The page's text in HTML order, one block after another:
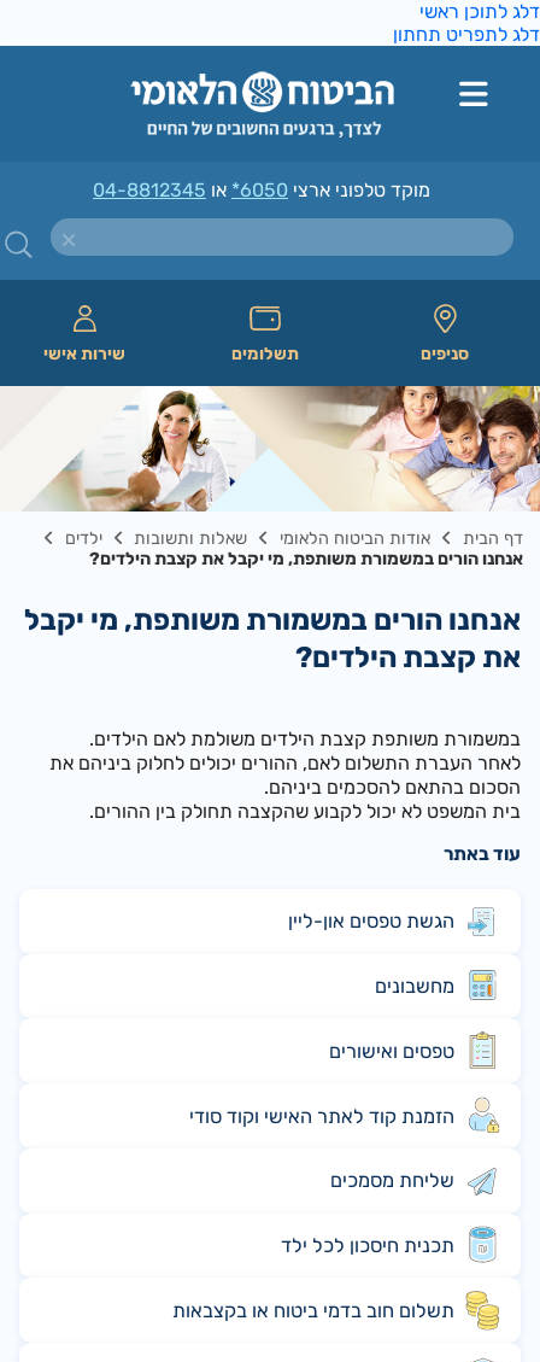
לתוכן ראשי
לתפריט תחתון
מוקד טלפוני ארצי*6050או04-8812345
סניפים תשלומים שירות אישי
דף הבית אודות הביטוח הלאומי שאלות ותשובות
ילדים
אנחנו הורים במשמורת משותפת, מי יקבל את קצבת הילדים?
אנחנו הורים במשמורת משותפת, מי יקבל
את קצבת הילדים?
במשמורת משותפת קצבת הילדים משולמת לאם הילדים.
לאחר העברת התשלום לאם, ההורים יכולים לחלוק ביניהם את
הסכום בהתאם להסכמים ביניהם.
בית המשפט לא יכול לקבוע שהקצבה תחולק בין ההורים.
עוד באתר
הגשת טפסים און-ליין
מחשבונים
טפסים ואישורים
הזמנת קוד לאתר האישי וקוד סודי
שליחת מסמכים
תכנית חיסכון לכל ילד
תשלום חוב בדמי ביטוח או בקצבאות